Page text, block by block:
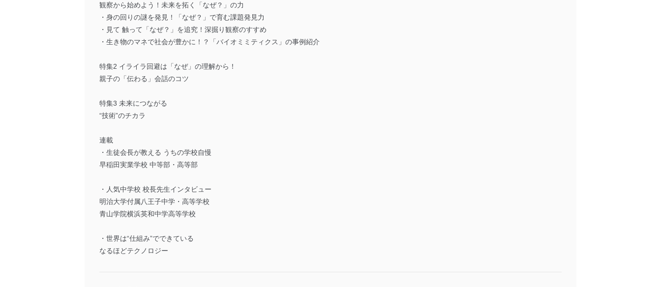
観察から始めよう！未来を拓く「なぜ？」の力
・身の回りの謎を発見！「なぜ？」で育む課題発見力
・見て 触って「なぜ？」を追究！深掘り観察のすすめ
・生き物のマネで社会が豊かに！？「バイオミミティクス」の事例紹介
特集2 イライラ回避は「なぜ」の理解から！
親子の「伝わる」会話のコツ
特集3 未来につながる
“技術”のチカラ
連載
・生徒会長が教える うちの学校自慢
早稲田実業学校 中等部・高等部
・人気中学校 校長先生インタビュー
明治大学付属八王子中学・高等学校
青山学院横浜英和中学高等学校
・世界は“仕組み”でできている
なるほどテクノロジー